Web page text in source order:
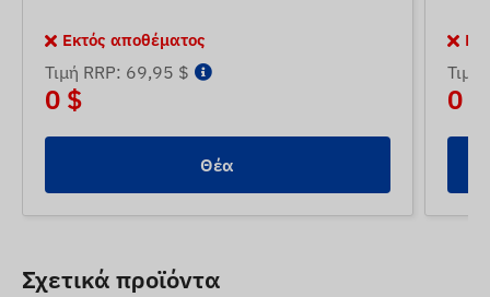
Εκτός αποθέματος
Τιμή RRP: 69,95 $
0 $
Θέα
Τιμή
0 $
Σχετικά προϊόντα